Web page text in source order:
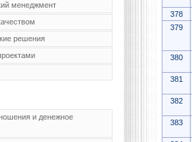
менеджмент
решения
и денежное
378
379
380
381
382
383